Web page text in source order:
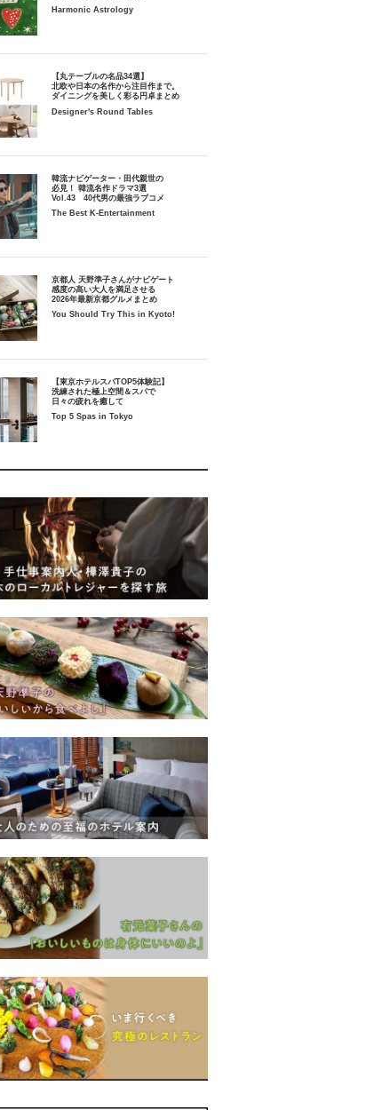
Harmonic Astrology
【丸テーブルの名品34選】
北欧や日本の名作から注目作まで。
ダイニングを美しく彩る円卓まとめ
Designer's Round Tables
韓流ナビゲーター・田代親世の
必見！ 韓流名作ドラマ3選
Vol.43 40代男の最強ラブコメ
The Best K-Entertainment
京都人 天野準子さんがナビゲート
感度の高い大人を満足させる
2026年最新京都グルメまとめ
You Should Try This in Kyoto!
【東京ホテルスパTOP5体験記】
洗練された極上空間＆スパで
日々の疲れを癒して
Top 5 Spas in Tokyo